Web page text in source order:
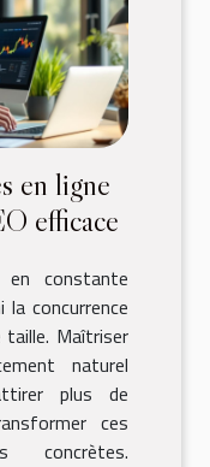
en ligne
efficace
en constante
concurrence
Maîtriser
naturel
plus de
ces
concrètes.